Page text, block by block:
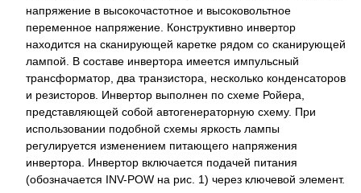
напряжение в высокочастотное и высоковольтное
переменное напряжение. Конструктивно инвертор
находится на сканирующей каретке рядом со сканирующей
лампой. В составе инвертора имеется импульсный
трансформатор, два транзистора, несколько конденсаторов
и резисторов. Инвертор выполнен по схеме Ройера,
представляющей собой автогенераторную схему. При
использовании подобной схемы яркость лампы
регулируется изменением питающего напряжения
инвертора. Инвертор включается подачей питания
(обозначается INV-POW на рис. 1) через ключевой элемент.